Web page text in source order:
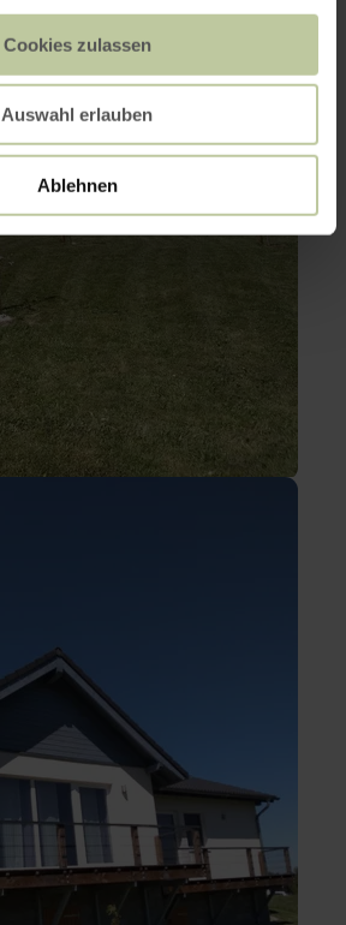
Cookies zulassen
Auswahl erlauben
Ablehnen